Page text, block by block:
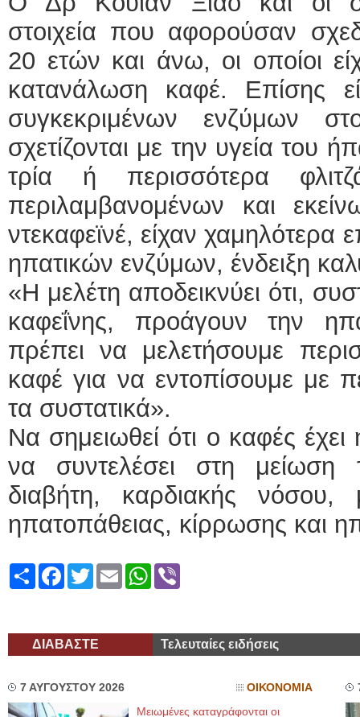
στοιχεία που αφορούσαν
20 ετών και άνω, οι οποίοι
κατανάλωση καφέ. Επίσης
συγκεκριμένων ενζύμων
σχετίζονται με την υγεία του
τρία ή περισσότερα
περιλαμβανομένων και
ντεκαφεϊνέ, είχαν χαμηλότερα
ηπατικών ενζύμων, ένδειξη
«Η μελέτη αποδεικνύει ότι,
καφεΐνης, προάγουν την
πρέπει να μελετήσουμε
καφέ για να εντοπίσουμε με
τα συστατικά».
Να σημειωθεί ότι ο καφές έχει
να συντελέσει στη μείωση
διαβήτη, καρδιακής νόσου,
ηπατοπάθειας, κίρρωσης και
ShareFacebook
TwitterEmailWhatsApp
ΔΙΑΒΑΣΤΕ Τελευταίες ειδήσεις
7 ΑΥΓΟΥΣΤΟΥ 2026 ΟΙΚΟΝΟΜΙΑ
Μειωμένες καταγράφονται οι